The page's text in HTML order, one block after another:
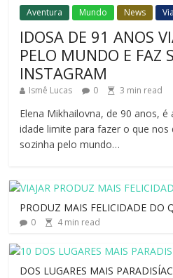
Aventura Mundo News
IDOSA DE 91 ANOS
PELO MUNDO E FAZ
INSTAGRAM
Ismê Lucas 0 3 min read
Elena Mikhailovna, de 90 anos,
idade limite para fazer o que nos
sozinha pelo mundo…
PRODUZ MAIS FELICIDADE DO
0 4min read
DOS LUGARES MAIS